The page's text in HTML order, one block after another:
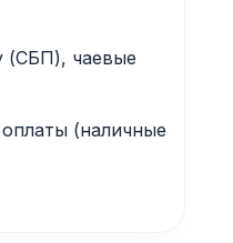
(СБП), чаевые
(наличные